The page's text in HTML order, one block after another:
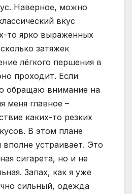
Наверное, можно
вкус
то ярко выраженных
затяжек
лёгкого першения в
проходит. Если
обращаю внимание на
меня главное –
каких-то резких
В этом плане
устраивает. Это
сигарета, но и не
Запах, как я уже
сильный, одежда